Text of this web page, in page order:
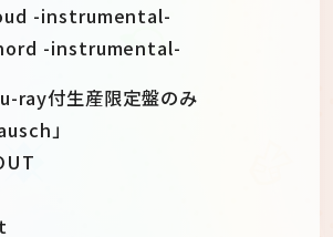
-instrumental-
-instrumental-
付生産限定盤のみ
」